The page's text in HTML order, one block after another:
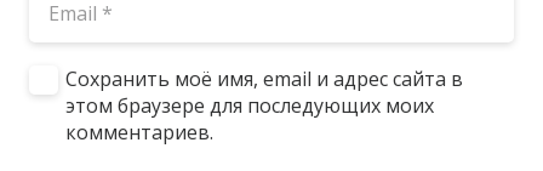
Сохранить моё имя, email и адрес сайта в
этом браузере для последующих моих
комментариев.